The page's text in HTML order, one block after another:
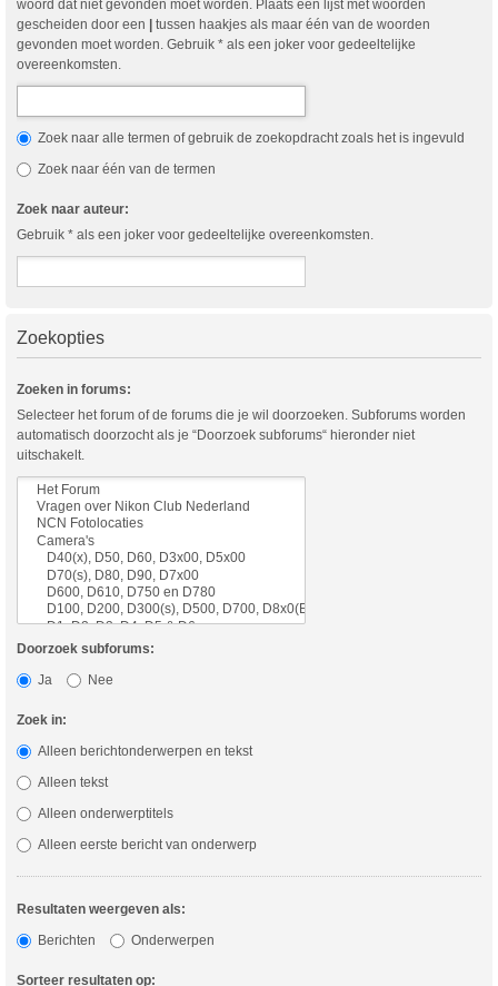
woord dat niet gevonden moet worden. Plaats een lijst met woorden
gescheiden door een | tussen haakjes als maar één van de woorden
gevonden moet worden. Gebruik * als een joker voor gedeeltelijke
overeenkomsten.
Zoek naar alle termen of gebruik de zoekopdracht zoals het is ingevuld
Zoek naar één van de termen
Zoek naar auteur:
Gebruik * als een joker voor gedeeltelijke overeenkomsten.
Zoekopties
Zoeken in forums:
Selecteer het forum of de forums die je wil doorzoeken. Subforums worden
automatisch doorzocht als je “Doorzoek subforums“ hieronder niet
uitschakelt.
Doorzoek subforums:
Ja
Nee
Zoek in:
Alleen berichtonderwerpen en tekst
Alleen tekst
Alleen onderwerptitels
Alleen eerste bericht van onderwerp
Resultaten weergeven als:
Berichten
Onderwerpen
Sorteer resultaten op: